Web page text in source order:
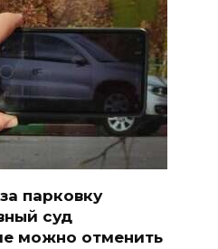
парковку
суд
можно отменить